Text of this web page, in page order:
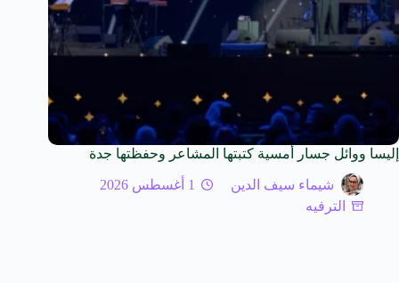
إليسا ووائل جسار أمسية كتبتها المشاعر وحفظتها جدة
شيماء سيف الدين
1 أغسطس 2026
الترفيه